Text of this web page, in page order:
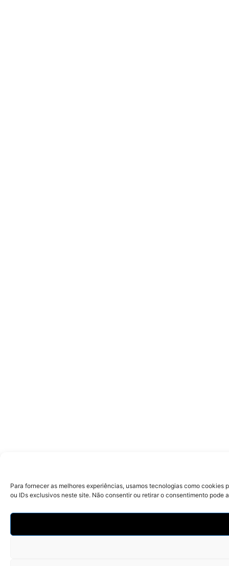
Para fornecer as melhores experiências, usamos tecnologias como
ou IDs exclusivos neste site. Não consentir ou retirar o consentimento